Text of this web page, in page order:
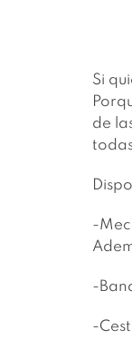
Si
de
-
-
-